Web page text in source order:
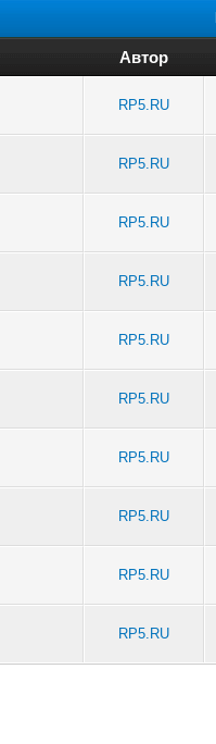
Автор
RP5.RU
RP5.RU
RP5.RU
RP5.RU
RP5.RU
RP5.RU
RP5.RU
RP5.RU
RP5.RU
RP5.RU